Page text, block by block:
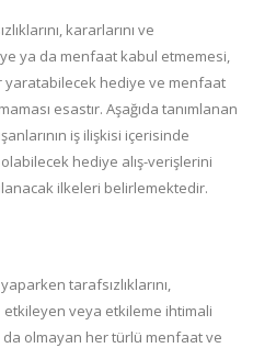
kararlarını ve
ya da menfaat kabul etmemesi,
yaratabilecek hediye ve menfaat
esastır. Aşağıda tanımlanan
iş ilişkisi içerisinde
hediye alış-verişlerini
ilkeleri belirlemektedir.
tarafsızlıklarını,
etkileyen veya etkileme ihtimali
olmayan her türlü menfaat ve